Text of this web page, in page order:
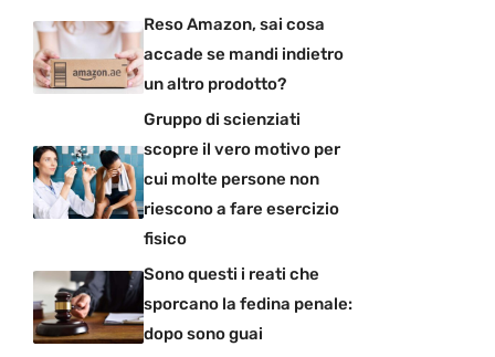
Reso Amazon, sai cosa
accade se mandi indietro
un altro prodotto?
Gruppo di scienziati
scopre il vero motivo per
cui molte persone non
riescono a fare esercizio
fisico
Sono questi i reati che
sporcano la fedina penale:
dopo sono guai